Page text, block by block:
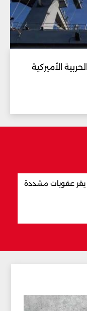
الأميركية
يقر عقوبات مشددة